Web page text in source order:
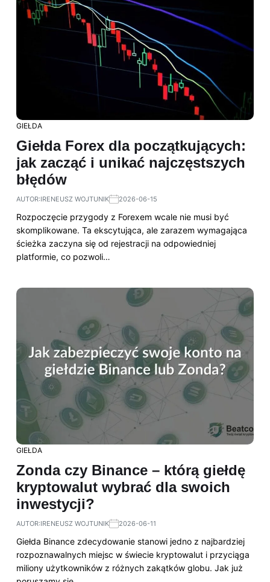
GIEŁDA
Giełda Forex dla początkujących:
jak zacząć i unikać najczęstszych
błędów
AUTOR:IRENEUSZ WOJTUNIK 2026-06-15
Rozpoczęcie przygody z Forexem wcale nie musi być
skomplikowane. Ta ekscytująca, ale zarazem wymagająca
ścieżka zaczyna się od rejestracji na odpowiedniej
platformie, co pozwoli…
GIEŁDA
Zonda czy Binance – którą giełdę
kryptowalut wybrać dla swoich
inwestycji?
AUTOR:IRENEUSZ WOJTUNIK 2026-06-11
Giełda Binance zdecydowanie stanowi jedno z najbardziej
rozpoznawalnych miejsc w świecie kryptowalut i przyciąga
miliony użytkowników z różnych zakątków globu. Jak już